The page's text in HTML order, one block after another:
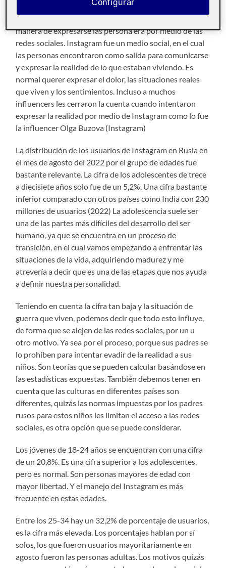
Tenemos que recordar que al principio de la guerra los
manera de expresarse las persona era por medio de las
redes sociales. Instagram fue un medio social, en el cual
las personas encontraron como salida para comunicarse
y expresar la realidad de lo que estaban viviendo. Es
normal querer expresar el dolor, las situaciones reales
que viven y los sentimientos. Incluso a muchos
influencers les cerraron la cuenta cuando intentaron
expresar la realidad por medio de Instagram como lo fue
la influencer Olga Buzova (Instagram)
La distribución de los usuarios de Instagram en Rusia en
el mes de agosto del 2022 por el grupo de edades fue
bastante relevante. La cifra de los adolescentes de trece
a diecisiete años solo fue de un 5,2%. Una cifra bastante
inferior comparado con otros países como India con 230
millones de usuarios (2022) La adolescencia suele ser
una de las partes más difíciles del desarrollo del ser
humano, ya que se encuentra en un proceso de
transición, en el cual vamos empezando a enfrentar las
situaciones de la vida, adquiriendo madurez y me
atrevería a decir que es una de las etapas que nos ayuda
a definir nuestra personalidad.
Teniendo en cuenta la cifra tan baja y la situación de
guerra que viven, podemos decir que todo esto influye,
de forma que se alejen de las redes sociales, por un u
otro motivo. Ya sea por el proceso, porque sus padres se
lo prohíben para intentar evadir de la realidad a sus
niños. Son teorías que se pueden calcular basándose en
las estadísticas expuestas. También debemos tener en
cuenta que las culturas en diferentes países son
diferentes, quizás las normas impuestas por los padres
rusos para estos niños les limitan el acceso a las redes
sociales, es otra opción que se puede considerar.
Los jóvenes de 18-24 años se encuentran con una cifra
de un 20,8%. Es una cifra superior a los adolescentes,
pero es normal. Son personas mayores de edad con
mayor libertad. Y el manejo del Instagram es más
frecuente en estas edades.
Entre los 25-34 hay un 32,2% de porcentaje de usuarios,
es la cifra más elevada. Los porcentajes hablan por sí
solos, los que fueron usuarios mayoritariamente en
agosto fueron las personas adultas. Los motivos quizás
Configurar